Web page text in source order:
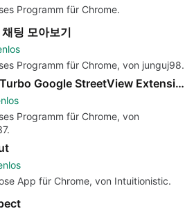
Programm für Chrome.
팅 모아보기
Programm für Chrome, von junguj98.
Overpass-Turbo Google StreetView Extension by North Palmyra
Programm für Chrome, von
App für Chrome, von Intuitionistic.